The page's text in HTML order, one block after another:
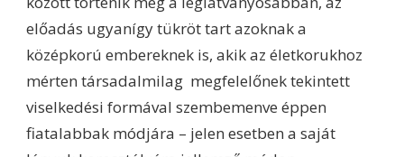
előadás ugyanígy tükröt tart azoknak a
középkorú embereknek is, akik az életkorukhoz
mérten társadalmilag megfelelőnek tekintett
viselkedési formával szembemenve éppen
fiatalabbak módjára – jelen esetben a saját